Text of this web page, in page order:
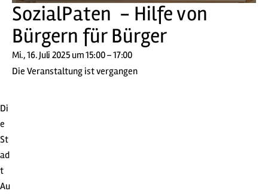
SozialPaten - Hilfe von
Bürgern für Bürger
Mi., 16. Juli 2025 um 15:00 – 17:00
Die Veranstaltung ist vergangen
Di
e
St
ad
t
Au